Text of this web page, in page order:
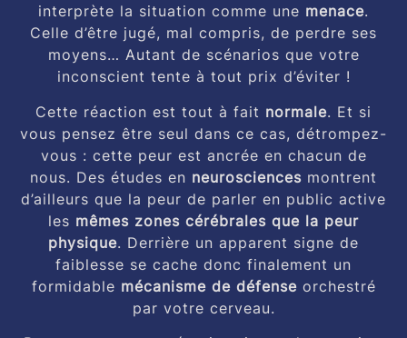
interprète la situation comme une menace.
Celle d’être jugé, mal compris, de perdre ses
moyens… Autant de scénarios que votre
inconscient tente à tout prix d’éviter !
Cette réaction est tout à fait normale. Et si
vous pensez être seul dans ce cas, détrompez-
vous : cette peur est ancrée en chacun de
nous. Des études en neurosciences montrent
d’ailleurs que la peur de parler en public active
les mêmes zones cérébrales que la peur
physique. Derrière un apparent signe de
faiblesse se cache donc finalement un
formidable mécanisme de défenseorchestré
par votre cerveau.